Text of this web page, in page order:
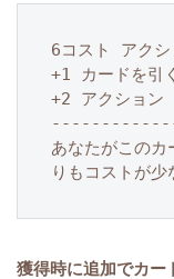
6コスト アクシ
+1 カードを引く
+2 アクション
あなたがこのカ
りもコストが少
獲得時に追加でカー